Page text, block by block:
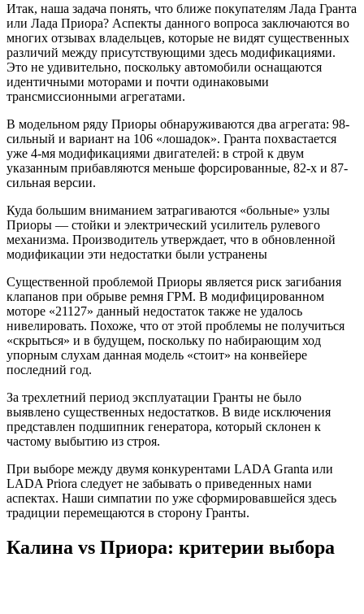
Итак, наша задача понять, что ближе покупателям Лада Гранта
или Лада Приора? Аспекты данного вопроса заключаются во
многих отзывах владельцев, которые не видят существенных
различий между присутствующими здесь модификациями.
Это не удивительно, поскольку автомобили оснащаются
идентичными моторами и почти одинаковыми
трансмиссионными агрегатами.
В модельном ряду Приоры обнаруживаются два агрегата: 98-
сильный и вариант на 106 «лошадок». Гранта похвастается
уже 4-мя модификациями двигателей: в строй к двум
указанным прибавляются меньше форсированные, 82-х и 87-
сильная версии.
Куда большим вниманием затрагиваются «больные» узлы
Приоры — стойки и электрический усилитель рулевого
механизма. Производитель утверждает, что в обновленной
модификации эти недостатки были устранены
Существенной проблемой Приоры является риск загибания
клапанов при обрыве ремня ГРМ. В модифицированном
моторе «21127» данный недостаток также не удалось
нивелировать. Похоже, что от этой проблемы не получиться
«скрыться» и в будущем, поскольку по набирающим ход
упорным слухам данная модель «стоит» на конвейере
последний год.
За трехлетний период эксплуатации Гранты не было
выявлено существенных недостатков. В виде исключения
представлен подшипник генератора, который склонен к
частому выбытию из строя.
При выборе между двумя конкурентами LADA Granta или
LADA Priora следует не забывать о приведенных нами
аспектах. Наши симпатии по уже сформировавшейся здесь
традиции перемещаются в сторону Гранты.
Калина vs Приора: критерии выбора